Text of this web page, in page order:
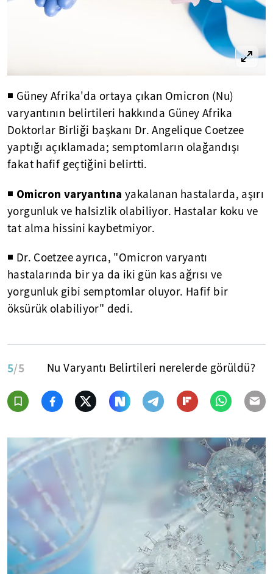
◾ Güney Afrika'da ortaya çıkan Omicron (Nu)
varyantının belirtileri hakkında Güney Afrika
Doktorlar Birliği başkanı Dr. Angelique Coetzee
yaptığı açıklamada; semptomların olağandışı
fakat hafif geçtiğini belirtti.
◾ Omicron varyantına yakalanan hastalarda, aşırı
yorgunluk ve halsizlik olabiliyor. Hastalar koku ve
tat alma hissini kaybetmiyor.
◾ Dr. Coetzee ayrıca, "Omicron varyantı
hastalarında bir ya da iki gün kas ağrısı ve
yorgunluk gibi semptomlar oluyor. Hafif bir
öksürük olabiliyor" dedi.
5/5 Nu Varyantı Belirtileri nerelerde görüldü?